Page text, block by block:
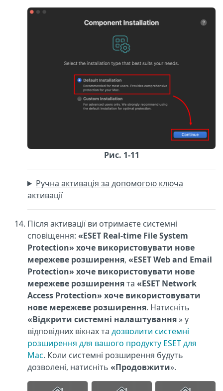
Рис. 1-11
Ручна активація за допомогою ключа
активації
Після активації ви отримаєте системні
сповіщення: «ESET Real-time File System
Protection» хоче використовувати нове
мережеве розширення, «ESET Web and Email
Protection» хоче використовувати нове
мережеве розширеннята «ESET Network
Access Protection» хоче використовувати
нове мережеве розширення. Натисніть
«Відкрити системні налаштування» у
відповідних вікнах та дозволити системні
розширення для вашого продукту ESET для
Mac. Коли системні розширення будуть
дозволені, натисніть «Продовжити».